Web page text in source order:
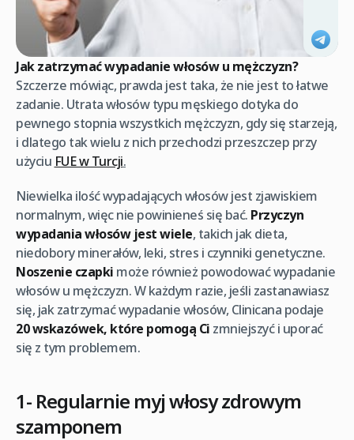
Jak zatrzymać wypadanie włosów u mężczyzn?
Szczerze mówiąc, prawda jest taka, że ​​nie jest to łatwe
zadanie. Utrata włosów typu męskiego dotyka do
pewnego stopnia wszystkich mężczyzn, gdy się starzeją,
i dlatego tak wielu z nich przechodzi przeszczep przy
użyciu FUE w Turcji.
Niewielka ilość wypadających włosów jest zjawiskiem
normalnym, więc nie powinieneś się bać. Przyczyn
wypadania włosów jest wiele, takich jak dieta,
niedobory minerałów, leki, stres i czynniki genetyczne.
Noszenie czapki może również powodować wypadanie
włosów u mężczyzn. W każdym razie, jeśli zastanawiasz
się, jak zatrzymać wypadanie włosów, Clinicana podaje
20 wskazówek, które pomogą Ci zmniejszyć i uporać
się z tym problemem.
1- Regularnie myj włosy zdrowym
szamponem